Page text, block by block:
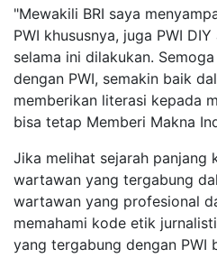
"Mewakili BRI saya
PWI khususnya, juga PWI
selama ini dilakukan.
dengan PWI, semakin baik
memberikan literasi kepada
bisa tetap Memberi Makna
Jika melihat sejarah panjang
wartawan yang tergabung
wartawan yang profesional
memahami kode etik
yang tergabung dengan PWI